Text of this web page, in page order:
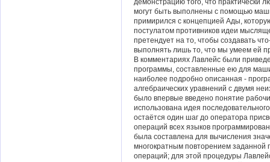
демонстрацию того, что практически
могут быть выполнены с помощью
примирился с концепцией Ады,
постулатом противников идеи
претендует на то, чтобы создавать
выполнять лишь то, что мы умеем ей
В комментариях Лавлейс были
программы, составленные ею для
наиболее подробно описанная -
алгебраических уравнений с двумя
было впервые введено понятие
использована идея
остаётся один шаг до оператора
операций всех языков
была составлена для вычисления
многократным повторением заданной
операций; для этой процедуры